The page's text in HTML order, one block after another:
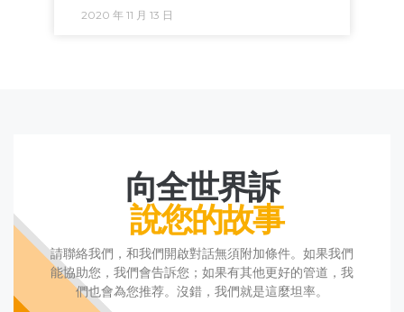
2020 年 11 月 13 日
向全世界訴
說您的故事
請聯絡我們，和我們開啟對話無須附加條件。如果我們
能協助您，我們會告訴您；如果有其他更好的管道，我
們也會為您推荐。沒錯，我們就是這麼坦率。